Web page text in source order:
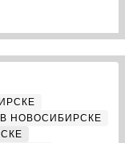
НОВОСИБИРСКЕ